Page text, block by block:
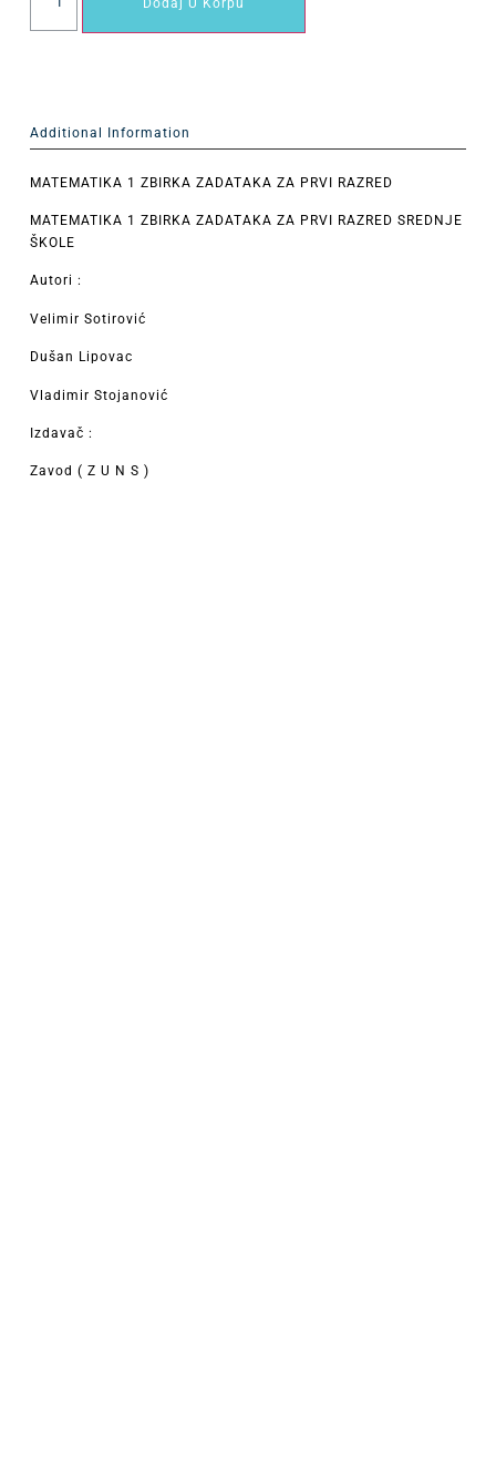
Dodaj U Korpu
Additional Information
MATEMATIKA 1 ZBIRKA ZADATAKA ZA PRVI RAZRED
MATEMATIKA 1 ZBIRKA ZADATAKA ZA PRVI RAZRED SREDNJE
ŠKOLE
Autori :
Velimir Sotirović
Dušan Lipovac
Vladimir Stojanović
Izdavač :
Zavod ( Z U N S )